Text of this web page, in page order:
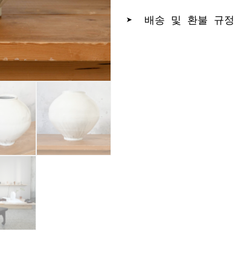
➤ 배송 및 환불 규정